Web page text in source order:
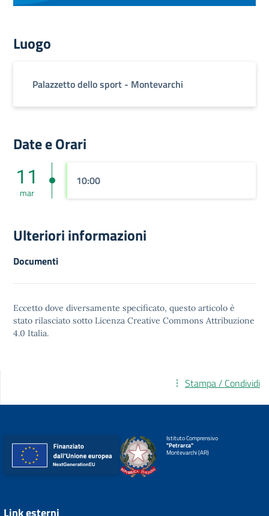
Luogo
Palazzetto dello sport - Montevarchi
Date e Orari
11
mar
10:00
Ulteriori informazioni
Documenti
Eccetto dove diversamente specificato, questo articolo è
stato rilasciato sotto Licenza Creative Commons Attribuzione
4.0 Italia.
Stampa / Condividi
Istituto Comprensivo
"Petrarca"
Montevarchi (AR)
Link esterni